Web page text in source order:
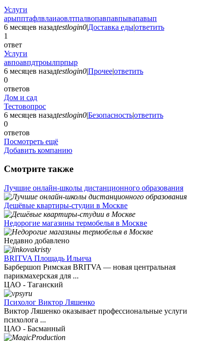
Услуги
арыпптафлвлаиаовлтпалвопавпавпывапавып
6 месяцев назадtestlogin0|Доставка еды|ответить
1
ответ
Услуги
авпоавпдтроылпрпыр
6 месяцев назадtestlogin0|Прочее|ответить
0
ответов
Дом и сад
Тестовопрос
6 месяцев назадtestlogin0|Безопасность|ответить
0
ответов
Посмотреть ещё
Добавить компанию
Смотрите также
Лучшие онлайн-школы дистанционного образования
Дешёвые квартиры-студии в Москве
Недорогие магазины термобелья в Москве
Недавно добавлено
BRITVA Площадь Ильича
Барбершоп Римская BRITVA — новая центральная
парикмахерская для ...
ЦАО - Таганский
Психолог Виктор Ляшенко
Виктор Ляшенко оказывает профессиональные услуги
психолога ...
ЦАО - Басманный